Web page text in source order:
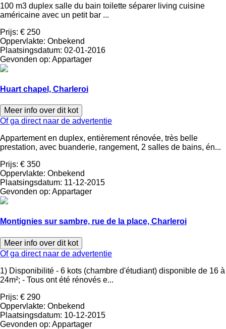
100 m3 duplex salle du bain toilette séparer living cuisine
américaine avec un petit bar ...
Prijs: € 250
Oppervlakte: Onbekend
Plaatsingsdatum: 02-01-2016
Gevonden op: Appartager
Huart chapel, Charleroi
Meer info over dit kot
Of ga direct naar de advertentie
Appartement en duplex, entièrement rénovée, très belle
prestation, avec buanderie, rangement, 2 salles de bains, én...
Prijs: € 350
Oppervlakte: Onbekend
Plaatsingsdatum: 11-12-2015
Gevonden op: Appartager
Montignies sur sambre, rue de la place, Charleroi
Meer info over dit kot
Of ga direct naar de advertentie
1) Disponibilité - 6 kots (chambre d'étudiant) disponible de 16 à
24m²; - Tous ont été rénovés e...
Prijs: € 290
Oppervlakte: Onbekend
Plaatsingsdatum: 10-12-2015
Gevonden op: Appartager